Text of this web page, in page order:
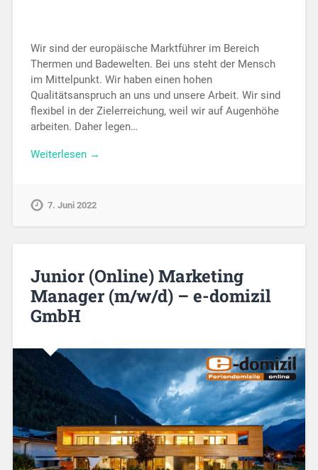
Wir sind der europäische Marktführer im Bereich
Thermen und Badewelten. Bei uns steht der Mensch
im Mittelpunkt. Wir haben einen hohen
Qualitätsanspruch an uns und unsere Arbeit. Wir sind
flexibel in der Zielerreichung, weil wir auf Augenhöhe
arbeiten. Daher legen…
Weiterlesen →
7. Juni 2022
Junior (Online) Marketing
Manager (m/w/d) – e-domizil
GmbH